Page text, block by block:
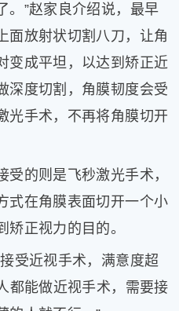
。”赵家良介绍说，最早
面放射状切割八刀，让角
变成平坦，以达到矫正近
深度切割，角膜韧度会受
光手术，不再将角膜切开
的则是飞秒激光手术，
式在角膜表面切开一个小
矫正视力的目的。
受近视手术，满意度超
都能做近视手术，需要接